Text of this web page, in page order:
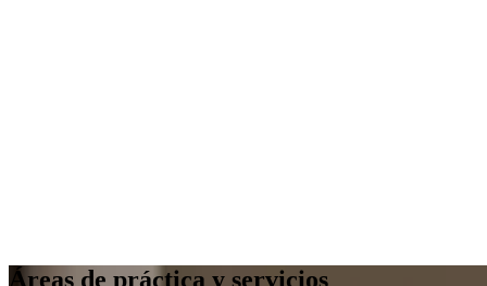
Áreas de práctica y servicios